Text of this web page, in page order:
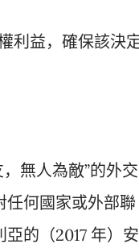
利益，確保該決
無人為敵”的外交
任何國家或外部聯
的（2017 年）安